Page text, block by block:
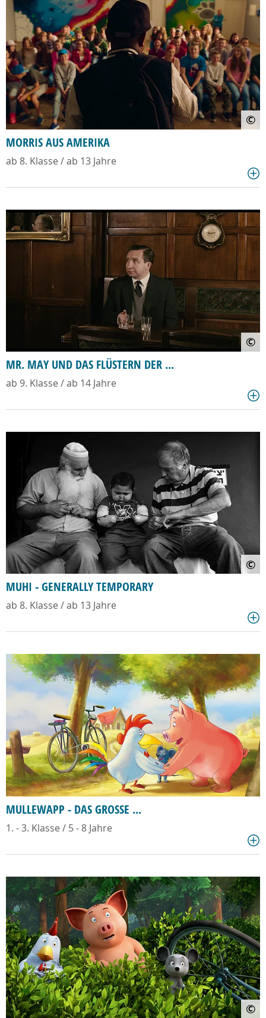
©
MORRIS AUS AMERIKA
ab 8. Klasse / ab 13 Jahre
©
MR. MAY UND DAS FLÜSTERN DER ...
ab 9. Klasse / ab 14 Jahre
©
MUHI - GENERALLY TEMPORARY
ab 8. Klasse / ab 13 Jahre
MULLEWAPP - DAS GROSSE ...
1. - 3. Klasse / 5 - 8 Jahre
©